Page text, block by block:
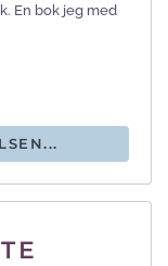
En bok jeg med